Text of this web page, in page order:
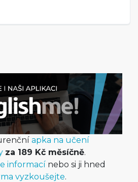
apka na učení
za 189 Kč měsíčně.
informací nebo si ji hned
vyzkoušejte.